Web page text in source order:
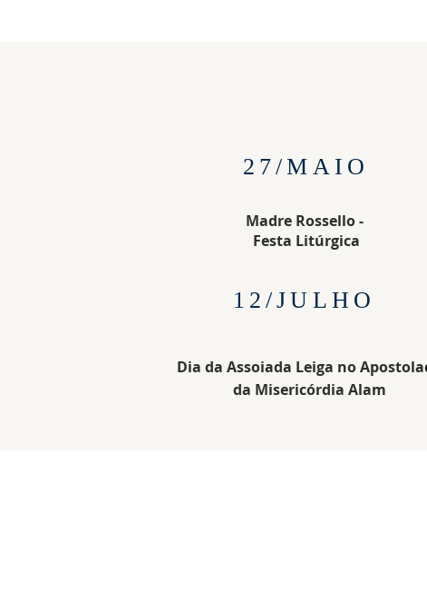
27/MAIO
Madre Rossello -
Festa Litúrgica
12/JULHO
Dia da Assoiada Leiga no
da Misericórdia Alam